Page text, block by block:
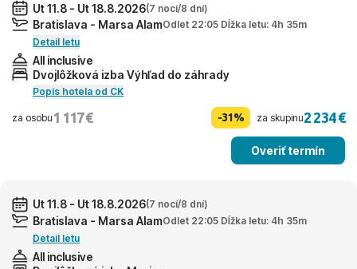
Ut 11.8 - Ut 18.8.2026(7 nocí/8 dní)
Bratislava - Marsa AlamOdlet 22:05 Dĺžka letu: 4h 35m
Detail letu
All inclusive
Dvojlôžková izba Výhľad do záhrady
Popis hotela od CK
za osobu 1 117 € -31% za skupinu2 234 €
Overiť termín
Ut 11.8 - Ut 18.8.2026(7 nocí/8 dní)
Bratislava - Marsa AlamOdlet 22:05 Dĺžka letu: 4h 35m
Detail letu
All inclusive